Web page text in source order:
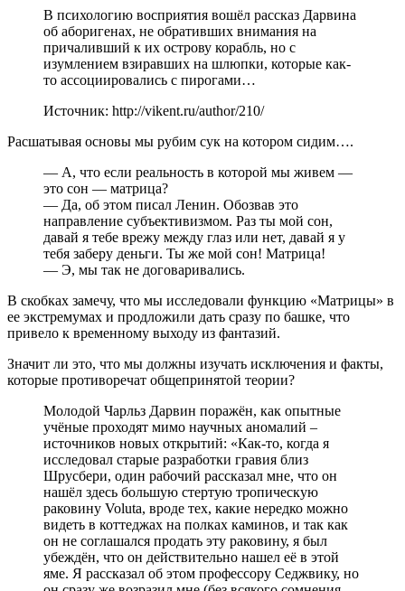
В психологию восприятия вошёл рассказ Дарвина
об аборигенах, не обративших внимания на
причаливший к их острову корабль, но с
изумлением взиравших на шлюпки, которые как-
то ассоциировались с пирогами…
Источник: http://vikent.ru/author/210/
Расшатывая основы мы рубим сук на котором сидим….
— А, что если реальность в которой мы живем —
это сон — матрица?
— Да, об этом писал Ленин. Обозвав это
направление субъективизмом. Раз ты мой сон,
давай я тебе врежу между глаз или нет, давай я у
тебя заберу деньги. Ты же мой сон! Матрица!
— Э, мы так не договаривались.
В скобках замечу, что мы исследовали функцию «Матрицы» в
ее экстремумах и продложили дать сразу по башке, что
привело к временному выходу из фантазий.
Значит ли это, что мы должны изучать исключения и факты,
которые противоречат общепринятой теории?
Молодой Чарльз Дарвин поражён, как опытные
учёные проходят мимо научных аномалий –
источников новых открытий: «Как-то, когда я
исследовал старые разработки гравия близ
Шрусбери, один рабочий рассказал мне, что он
нашёл здесь большую стертую тропическую
раковину Voluta, вроде тех, какие нередко можно
видеть в коттеджах на полках каминов, и так как
он не соглашался продать эту раковину, я был
убеждён, что он действительно нашел её в этой
яме. Я рассказал об этом профессору Седжвику, но